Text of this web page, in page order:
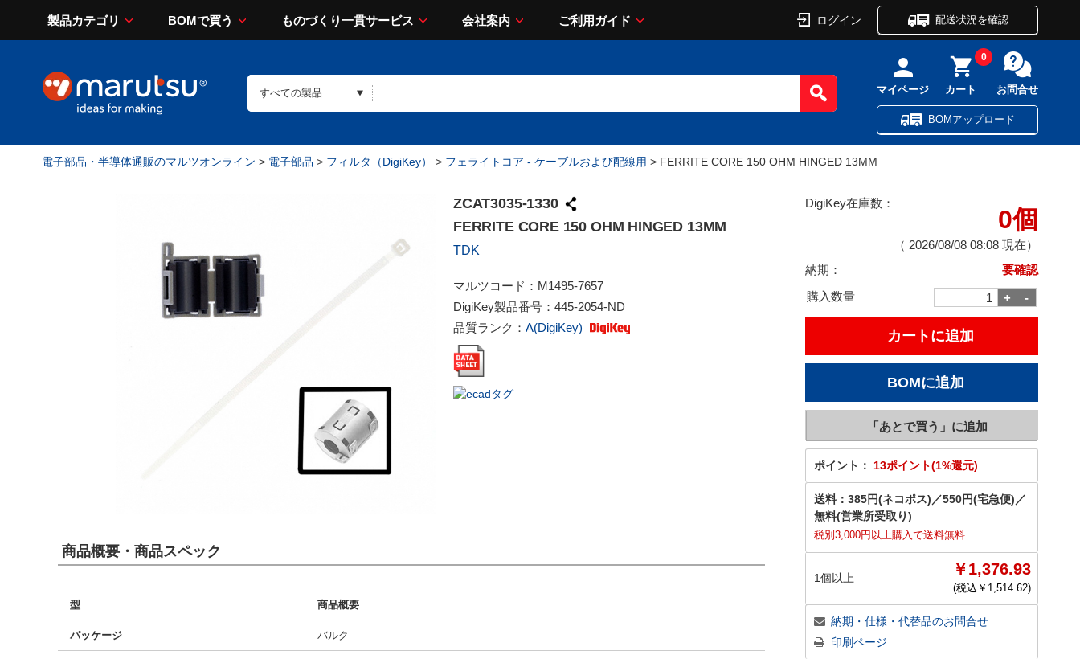
製品カテゴリ BOMで買う ものづくり一貫サービス 会社案内 ご利用ガイド ログイン 配送状況を確認
マイページ カート
0
お問合せ
BOMアップロード
電子部品・半導体通販のマルツオンライン > 電子部品 > フィルタ（DigiKey） > フェライトコア - ケーブルおよび配線用 > FERRITE CORE 150 OHM HINGED 13MM
ZCAT3035-1330
FERRITE CORE 150 OHM HINGED 13MM
TDK
マルツコード： M1495-7657
DigiKey製品番号： 445-2054-ND
品質ランク： A(DigiKey)
DigiKey在庫数：
0個
（ 2026/08/08 08:08 現在）
納期：
要確認
購入数量
ポイント： 13ポイント(1%還元)
送料： 385円(ネコポス) ／550円(宅急便) ／
無料(営業所受取り)
税別3,000円以上購入で送料無料
1個以上 ￥1,376.93
(税込￥ 1,514.62)
納期・仕様・代替品のお問合せ
印刷ページ
商品概要・商品スペック
型 商品概要
パッケージ バルク